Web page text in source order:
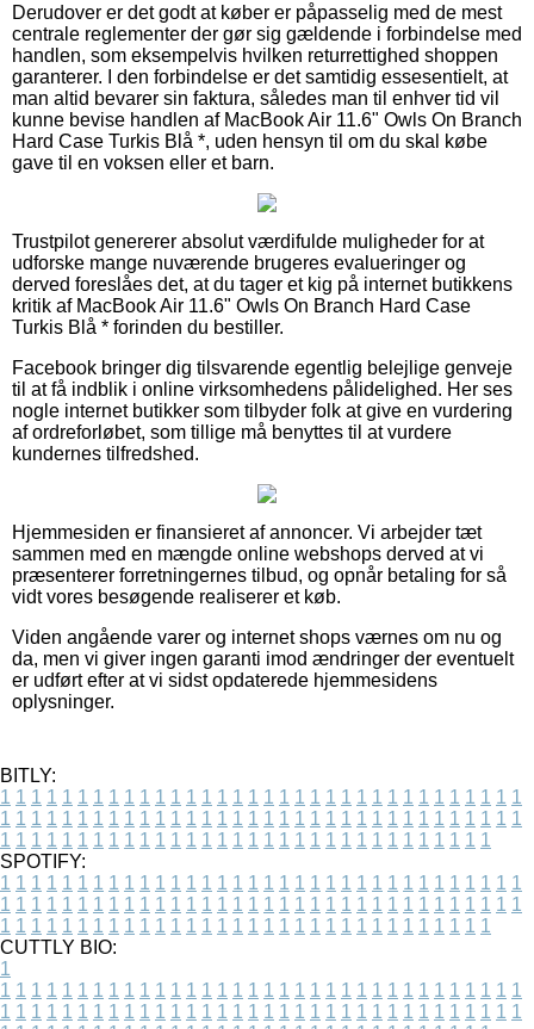
Derudover er det godt at køber er påpasselig med de mest
centrale reglementer der gør sig gældende i forbindelse med
handlen, som eksempelvis hvilken returrettighed shoppen
garanterer. I den forbindelse er det samtidig essesentielt, at
man altid bevarer sin faktura, således man til enhver tid vil
kunne bevise handlen af MacBook Air 11.6" Owls On Branch
Hard Case Turkis Blå *, uden hensyn til om du skal købe
gave til en voksen eller et barn.
Trustpilot genererer absolut værdifulde muligheder for at
udforske mange nuværende brugeres evalueringer og
derved foreslåes det, at du tager et kig på internet butikkens
kritik af MacBook Air 11.6" Owls On Branch Hard Case
Turkis Blå * forinden du bestiller.
Facebook bringer dig tilsvarende egentlig belejlige genveje
til at få indblik i online virksomhedens pålidelighed. Her ses
nogle internet butikker som tilbyder folk at give en vurdering
af ordreforløbet, som tillige må benyttes til at vurdere
kundernes tilfredshed.
Hjemmesiden er finansieret af annoncer. Vi arbejder tæt
sammen med en mængde online webshops derved at vi
præsenterer forretningernes tilbud, og opnår betaling for så
vidt vores besøgende realiserer et køb.
Viden angående varer og internet shops værnes om nu og
da, men vi giver ingen garanti imod ændringer der eventuelt
er udført efter at vi sidst opdaterede hjemmesidens
oplysninger.
BITLY:
1 1 1 1 1 1 1 1 1 1 1 1 1 1 1 1 1 1 1 1 1 1 1 1 1 1 1 1 1 1 1 1 1 1
1 1 1 1 1 1 1 1 1 1 1 1 1 1 1 1 1 1 1 1 1 1 1 1 1 1 1 1 1 1 1 1 1 1
1 1 1 1 1 1 1 1 1 1 1 1 1 1 1 1 1 1 1 1 1 1 1 1 1 1 1 1 1 1 1 1
SPOTIFY:
1 1 1 1 1 1 1 1 1 1 1 1 1 1 1 1 1 1 1 1 1 1 1 1 1 1 1 1 1 1 1 1 1 1
1 1 1 1 1 1 1 1 1 1 1 1 1 1 1 1 1 1 1 1 1 1 1 1 1 1 1 1 1 1 1 1 1 1
1 1 1 1 1 1 1 1 1 1 1 1 1 1 1 1 1 1 1 1 1 1 1 1 1 1 1 1 1 1 1 1
CUTTLY BIO:
1
1 1 1 1 1 1 1 1 1 1 1 1 1 1 1 1 1 1 1 1 1 1 1 1 1 1 1 1 1 1 1 1 1 1
1 1 1 1 1 1 1 1 1 1 1 1 1 1 1 1 1 1 1 1 1 1 1 1 1 1 1 1 1 1 1 1 1 1